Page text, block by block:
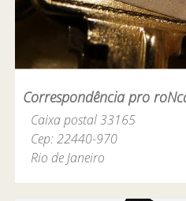
Correspondência pro
Caixa postal 33165
Cep: 22440-970
Rio de Janeiro